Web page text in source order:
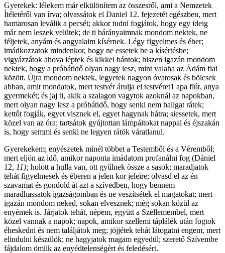
Gyerekek: lélekem már elkülönítem az összesről, ami a Nemzetek
Ítéletéről van írva; olvassátok el Daniel 12. fejezetét egészben, mert
hamarosan leválik a pecsét; akkor tudni fogjátok, hogy egy ideig
már nem leszek velütek; de ti bárányaimnak mondom nektek, ne
féljetek, anyám és angyalaim kísérnek. Légy figyelmes és éber;
imádkozzatok mindenkor, hogy ne essetek be a kísértésbe;
vigyázzátok ahova léptek és kikkel bántok; hiszen igazán mondom
nektek, hogy a próbátidő olyan nagy lesz, mint valaha az Ádám fiai
között. Újra mondom nektek, legyetek nagyon óvatosak és bölcsek
abban, amit mondatok, mert testvér árulja el testvéret1 apa fiút, anya
gyermekét; és jaj ti, akik a szalagon vagytok azoknál az napokban,
mert olyan nagy lesz a próbátidő, hogy senki nem hallgat rátek;
kettőt fogják, egyet visznek el, egyet hagynak hátra; siessetek, mert
közel van az óra; tartsátok gyújtottan lámpáitokat nappal és éjszakán
is, hogy semmi és senki ne legyen rátök váratlanul.
Gyerekekem; enyészetek minél többet a Testemből és a Véremből;
mert eljön az idő, amikor naponta imádatom profanálni fog (Dániel
12, 11); holott a hulla van, ott gyűlnek össze a sasok; maradjatok
tehát figyelmesek és éberen a jelen kor jeleire; olvasd el az én
szavamat és gondold át azt a szívedben, hogy bennem
maradhassatok igazságomban és ne veszítsétek el magatokat; mert
igazán mondom neked, sokan elvesznek; még sokan közül az
enyémek is. Járjatok tehát, népem, együtt a Szellemembel, mert
közel vannak a napok; napok, amikor szellemi táplálék után fogtok
éheskedni és nem találjátok meg; jöjjétek tehát látogatni engem, mert
elindulni készülök; ne hagyjatok magam egyedül; szerető Szívembe
fájdalom ömlik az enyédtelenségért és feledésért.